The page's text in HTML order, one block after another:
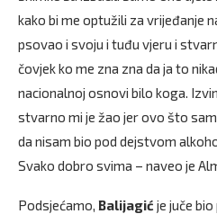
kako bi me optužili za vrijeđanje
psovao i svoju i tuđu vjeru i
čovjek ko me zna zna da ja to
nacionalnoj osnovi bilo koga.
stvarno mi je žao jer ovo što
da nisam bio pod dejstvom
Svako dobro svima – naveo je
Podsjećamo, Balijagić je juče